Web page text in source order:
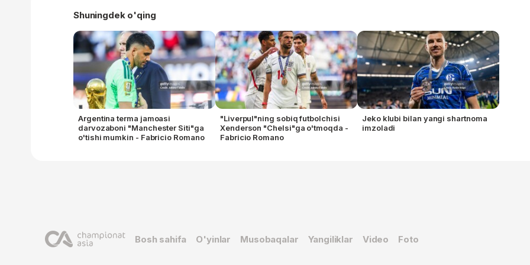
Shuningdek o'qing
Argentina terma jamoasi
darvozaboni "Manchester Siti"ga
o'tishi mumkin - Fabricio Romano
"Liverpul"ning sobiq futbolchisi
Xenderson "Chelsi"ga o'tmoqda -
Fabricio Romano
Jeko klubi bilan yangi shartnoma
imzoladi
Bosh sahifa O'yinlar Musobaqalar Yangiliklar Video Foto